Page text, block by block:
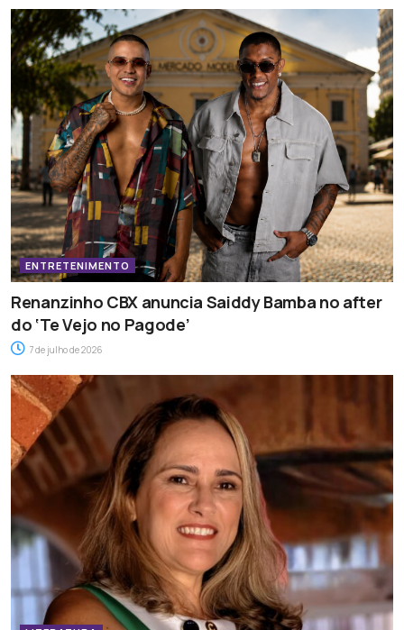
ENTRETENIMENTO
Renanzinho CBX anuncia Saiddy Bamba no after
do ‘Te Vejo no Pagode’
7 de julho de 2026